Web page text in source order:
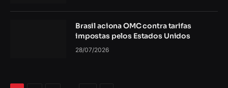
Brasil aciona OMC contra tarifas
impostas pelos Estados Unidos
28/07/2026